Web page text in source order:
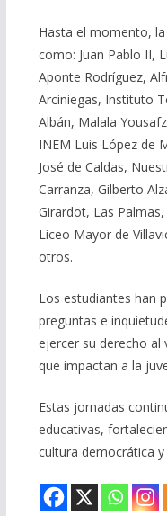
Hasta el momento,
como: Juan Pablo II,
Aponte Rodríguez,
Arciniegas, Instituto
Albán, Malala
INEM Luis López de
José de Caldas,
Carranza, Gilberto
Girardot, Las
Liceo Mayor de
otros.
Los estudiantes han
preguntas e
ejercer su derecho al
que impactan a la
Estas jornadas
educativas,
cultura democrática